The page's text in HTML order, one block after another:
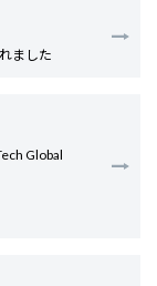
ました
Global